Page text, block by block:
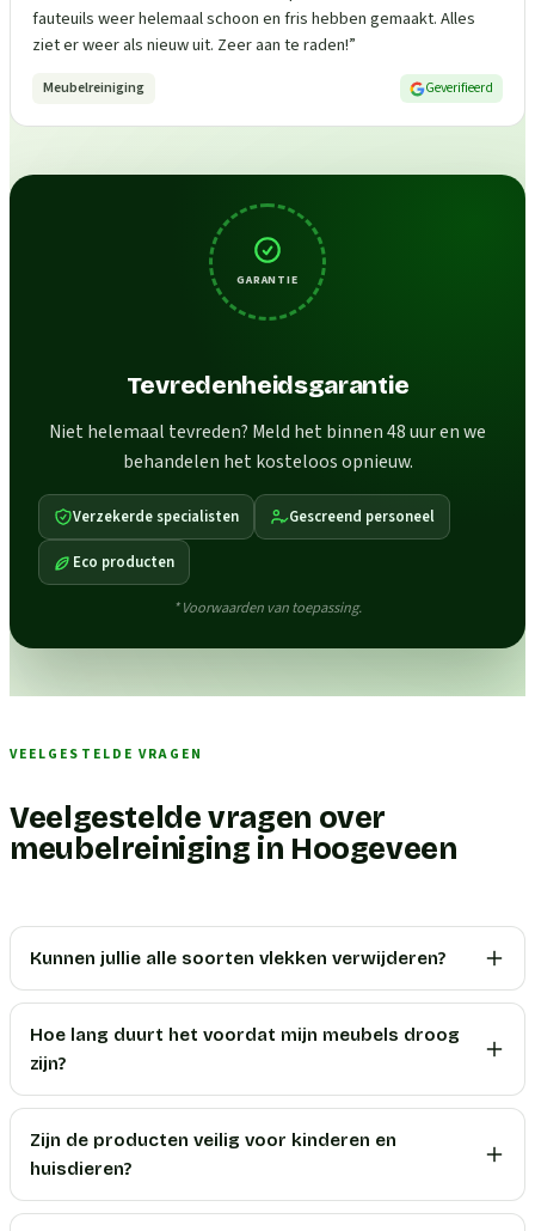
fauteuils weer helemaal schoon en fris hebben gemaakt. Alles
ziet er weer als nieuw uit. Zeer aan te raden!”
Meubelreiniging Geverifieerd
GARANTIE
Tevredenheidsgarantie
Niet helemaal tevreden? Meld het binnen 48 uur en we
behandelen het kosteloos opnieuw.
Verzekerde specialisten Gescreend personeel
Eco producten
* Voorwaarden van toepassing.
VEELGESTELDE VRAGEN
Veelgestelde vragen over
meubelreiniging in Hoogeveen
Kunnen jullie alle soorten vlekken verwijderen?
Hoe lang duurt het voordat mijn meubels droog
zijn?
Zijn de producten veilig voor kinderen en
huisdieren?